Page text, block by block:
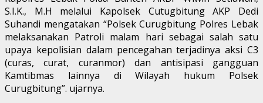
S.I.K., M.H melalui Kapolsek Cutugbitung AKP Dedi
Suhandi mengatakan “Polsek Curugbitung Polres Lebak
melaksanakan Patroli malam hari sebagai salah satu
upaya kepolisian dalam pencegahan terjadinya aksi C3
(curas, curat, curanmor) dan antisipasi gangguan
Kamtibmas lainnya di Wilayah hukum Polsek
Curugbitung”. ujarnya.